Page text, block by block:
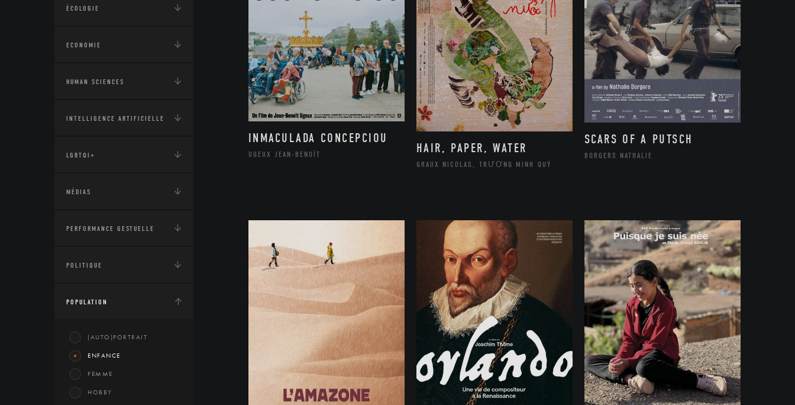
ÉCOLOGIE
ECONOMIE
HUMAN SCIENCES
INTELLIGENCE ARTIFICIELLE
LGBTQI+
MÉDIAS
PERFORMANCE GESTUELLE
POLITIQUE
POPULATION
(AUTO)PORTRAIT
ENFANCE
FEMME
HOBBY
INMACULADA CONCEPCIOU
UGEUX JEAN-BENOÎT HAIR, PAPER, WATER
GRAUX NICOLAS, TRƯƠNG MINH QUÝ
SCARS OF A PUTSCH
BORGERS NATHALIE